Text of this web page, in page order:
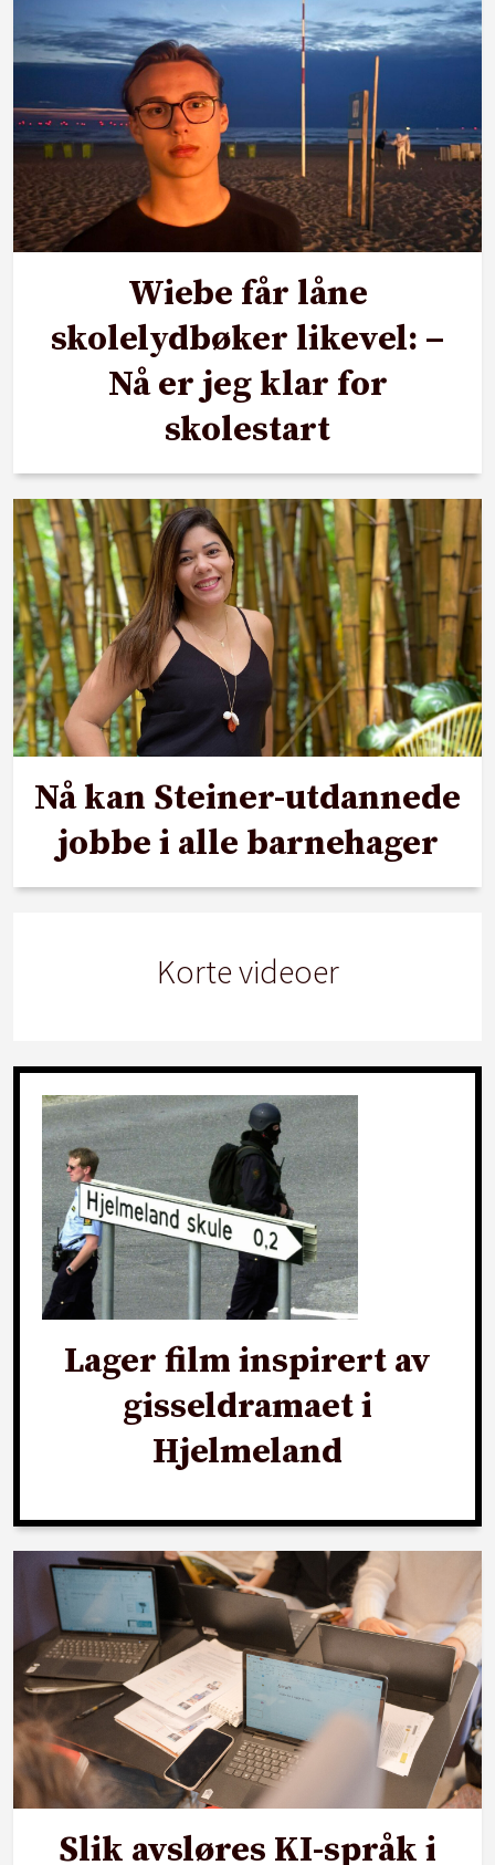
Wiebe får låne
skolelydbøker likevel: –
Nå er jeg klar for
skolestart
Nå kan Steiner-utdannede
jobbe i alle barnehager
Korte videoer
Lager film inspirert av
gisseldramaet i
Hjelmeland
Slik avsløres KI-språk i